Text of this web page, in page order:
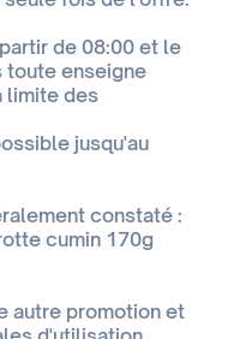
de 08:00 et le
toute enseigne
limite des
jusqu'au
constaté :
cumin 170g
autre promotion et